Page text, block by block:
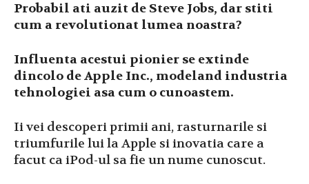
Probabil ati auzit de Steve Jobs, dar stiti
cum a revolutionat lumea noastra?
Influenta acestui pionier se extinde
dincolo de Apple Inc., modeland industria
tehnologiei asa cum o cunoastem.
Ii vei descoperi primii ani, rasturnarile si
triumfurile lui la Apple si inovatia care a
facut ca iPod-ul sa fie un nume cunoscut.